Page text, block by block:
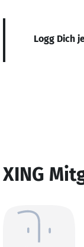
Logg Dich
XING